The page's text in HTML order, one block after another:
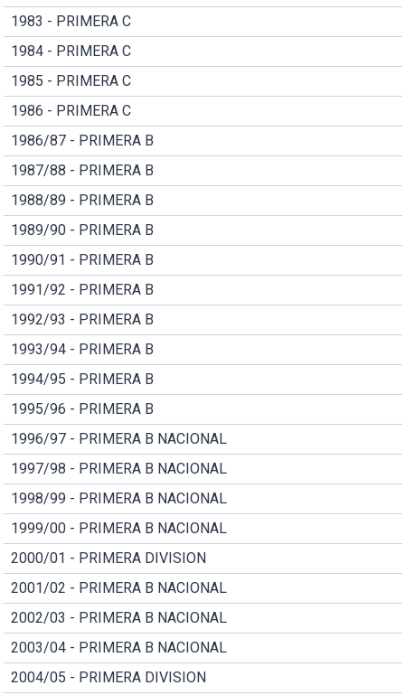
1983 - PRIMERA C
1984 - PRIMERA C
1985 - PRIMERA C
1986 - PRIMERA C
1986/87 - PRIMERA B
1987/88 - PRIMERA B
1988/89 - PRIMERA B
1989/90 - PRIMERA B
1990/91 - PRIMERA B
1991/92 - PRIMERA B
1992/93 - PRIMERA B
1993/94 - PRIMERA B
1994/95 - PRIMERA B
1995/96 - PRIMERA B
1996/97 - PRIMERA B NACIONAL
1997/98 - PRIMERA B NACIONAL
1998/99 - PRIMERA B NACIONAL
1999/00 - PRIMERA B NACIONAL
2000/01 - PRIMERA DIVISION
2001/02 - PRIMERA B NACIONAL
2002/03 - PRIMERA B NACIONAL
2003/04 - PRIMERA B NACIONAL
2004/05 - PRIMERA DIVISION